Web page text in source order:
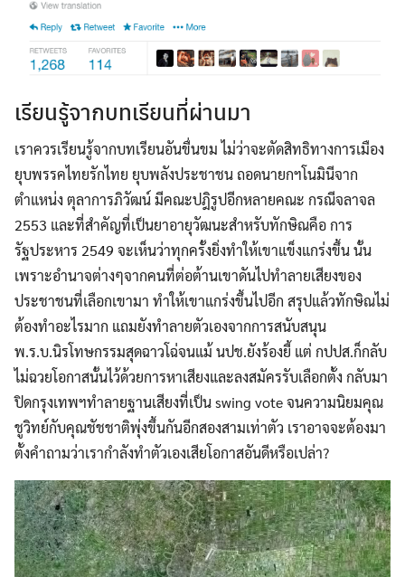
Search
เรียนรู้จากบทเรียนที่ผ่านมา
เราควรเรียนรู้จากบทเรียนอันขื่นขม ไม่ว่าจะตัดสิทธิทางการเมือง
ยุบพรรคไทยรักไทย ยุบพลังประชาชน ถอดนายกฯโนมินีจาก
ตำแหน่ง ตุลาการภิวัฒน์ มีคณะปฎิรูปอีกหลายคณะ กรณีจลาจล
2553 และที่สำคัญที่เป็นยาอายุวัฒนะสำหรับทักษิณคือ การ
รัฐประหาร 2549 จะเห็นว่าทุกครั้งยิ่งทำให้เขาแข็งแกร่งขึ้น นั้น
เพราะอำนาจต่างๆจากคนที่ต่อต้านเขาดันไปทำลายเสียงของ
ประชาชนที่เลือกเขามา ทำให้เขาแกร่งขึ้นไปอีก สรุปแล้วทักษิณไม่
ต้องทำอะไรมาก แถมยังทำลายตัวเองจากการสนับสนุน
พ.ร.บ.นิรโทษกรรมสุดฉาวโฉ่จนแม้ นปช.ยังร้องยี้ แต่ กปปส.ก็กลับ
ไม่ฉวยโอกาสนั้นไว้ด้วยการหาเสียงและลงสมัครรับเลือกตั้ง กลับมา
ปิดกรุงเทพฯทำลายฐานเสียงที่เป็น swing vote จนความนิยมคุณ
ชูวิทย์กับคุณชัชชาติพุ่งขึ้นกันอีกสองสามเท่าตัว เราอาจจะต้องมา
ตั้งคำถามว่าเรากำลังทำตัวเองเสียโอกาสอันดีหรือเปล่า?